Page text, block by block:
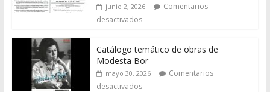
junio 2, 2026
Comentarios
desactivados
Catálogo temático de obras de
Modesta Bor
mayo 30, 2026
Comentarios
desactivados